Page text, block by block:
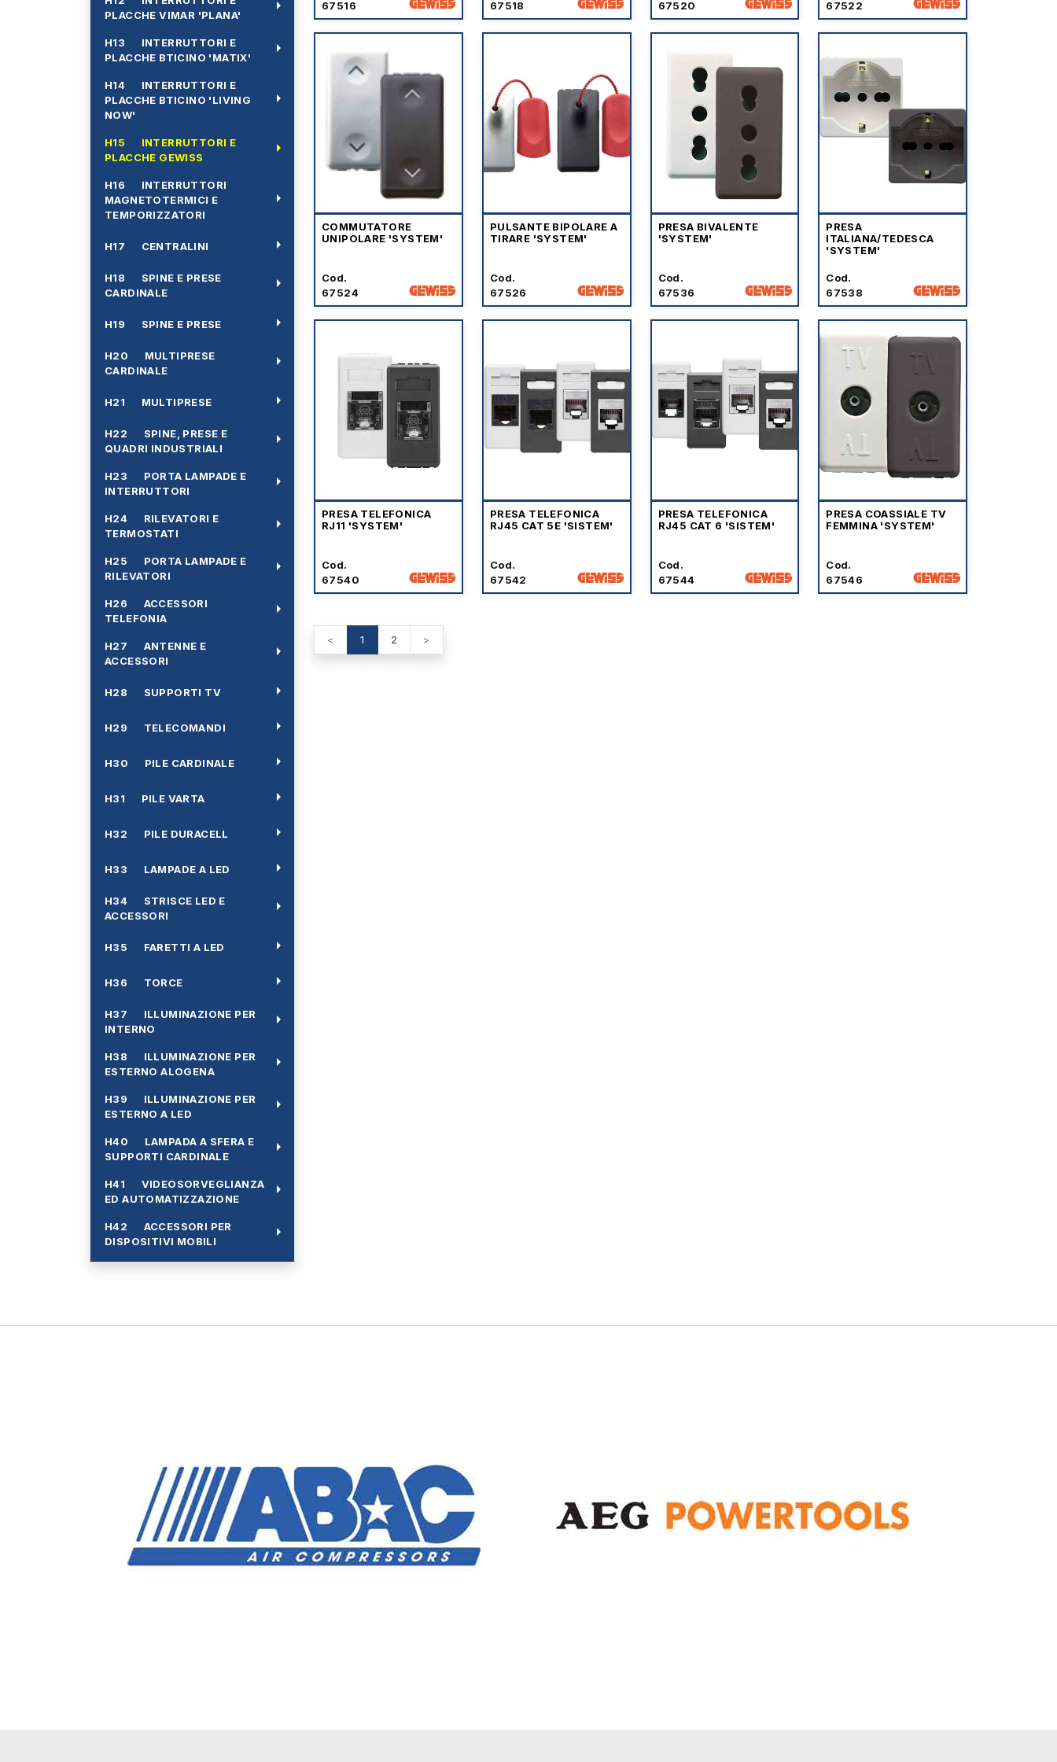
PLACCHE VIMAR 'PLANA'
arrow_right
H13 INTERRUTTORI E
PLACCHE BTICINO 'MATIX'
arrow_right
H14 INTERRUTTORI E
PLACCHE BTICINO 'LIVING
NOW'
arrow_right
H15 INTERRUTTORI E
PLACCHE GEWISS
arrow_right
H16 INTERRUTTORI
MAGNETOTERMICI E
TEMPORIZZATORI
arrow_right
H17 CENTRALINI arrow_right
H18 SPINE E PRESE
CARDINALE
arrow_right
H19 SPINE E PRESE arrow_right
H20 MULTIPRESE
CARDINALE
arrow_right
H21 MULTIPRESE arrow_right
H22 SPINE, PRESE E
QUADRI INDUSTRIALI
arrow_right
H23 PORTA LAMPADE E
INTERRUTTORI
arrow_right
H24 RILEVATORI E
TERMOSTATI
arrow_right
H25 PORTA LAMPADE E
RILEVATORI
arrow_right
H26 ACCESSORI
TELEFONIA
arrow_right
H27 ANTENNE E
ACCESSORI
arrow_right
H28 SUPPORTI TV arrow_right
H29 TELECOMANDI arrow_right
H30 PILE CARDINALE arrow_right
H31 PILE VARTA arrow_right
H32 PILE DURACELL arrow_right
H33 LAMPADE A LED arrow_right
H34 STRISCE LED E
ACCESSORI
arrow_right
H35 FARETTI A LED arrow_right
H36 TORCE arrow_right
H37 ILLUMINAZIONE PER
INTERNO
arrow_right
H38 ILLUMINAZIONE PER
ESTERNO ALOGENA
arrow_right
H39 ILLUMINAZIONE PER
ESTERNO A LED
arrow_right
H40 LAMPADA A SFERA E
SUPPORTI CARDINALE
arrow_right
H41 VIDEOSORVEGLIANZA
ED AUTOMATIZZAZIONE
arrow_right
H42 ACCESSORI PER
DISPOSITIVI MOBILI
arrow_right
67516
67518
67520
67522
COMMUTATORE
UNIPOLARE 'SYSTEM'
Cod.
67524
PULSANTE BIPOLARE A
TIRARE 'SYSTEM'
Cod.
67526
PRESA BIVALENTE
'SYSTEM'
Cod.
67536
PRESA
ITALIANA/TEDESCA
'SYSTEM'
Cod.
67538
PRESA TELEFONICA
RJ11 'SYSTEM'
Cod.
67540
PRESA TELEFONICA
RJ45 CAT 5E 'SISTEM'
Cod.
67542
PRESA TELEFONICA
RJ45 CAT 6 'SISTEM'
Cod.
67544
PRESA COASSIALE TV
FEMMINA 'SYSTEM'
Cod.
67546
< 1 2 >